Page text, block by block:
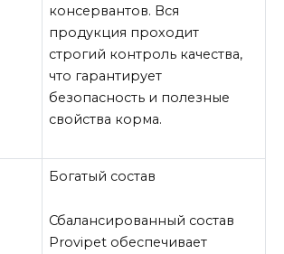
консервантов. Вся
продукция проходит
строгий контроль качества,
что гарантирует
безопасность и полезные
свойства корма.
Богатый состав
Сбалансированный состав
Provipet обеспечивает